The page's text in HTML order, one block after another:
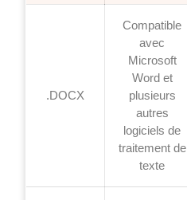
.DOCX
Compatible
avec
Microsoft
Word et
plusieurs
autres
logiciels de
traitement de
texte